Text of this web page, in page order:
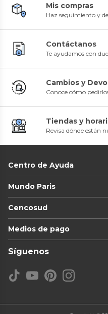
Mis compras
Haz seguimiento y
Contáctanos
Te ayudamos con
Cambios y
Conoce cómo
Tiendas y
Revisa dónde están
Centro de Ayuda
Mundo Paris
Cencosud
Medios de pago
Síguenos